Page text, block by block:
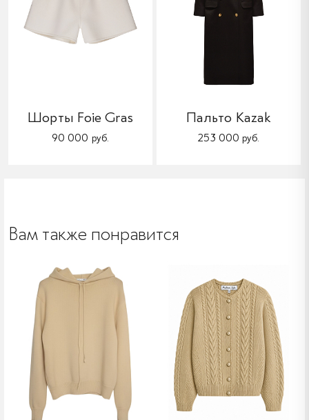
Шорты Foie Gras
90 000 руб.
Пальто Kazak
253 000 руб.
Вам также понравится